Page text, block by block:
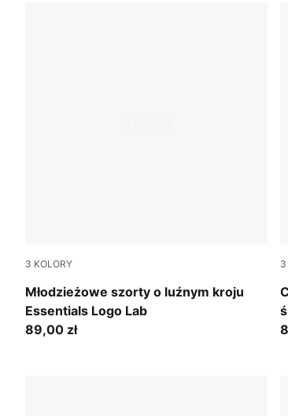
3 KOLORY
Młodzieżowe szorty o luźnym kroju
Essentials Logo Lab
Light Gray Heather
89,00 zł
3